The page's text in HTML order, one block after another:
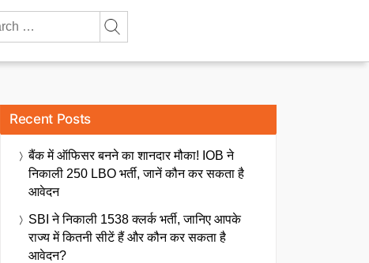
Recent Posts
बैंक में ऑफिसर बनने का शानदार मौका! IOB ने
निकाली 250 LBO भर्ती, जानें कौन कर सकता है
आवेदन
SBI ने निकाली 1538 क्लर्क भर्ती, जानिए आपके
राज्य में कितनी सीटें हैं और कौन कर सकता है
आवेदन?